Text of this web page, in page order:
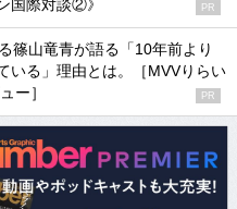
国際対談②》
PR
篠山竜青が語る「10年前より
いる」理由とは。［MVVりらい
ー］
PR